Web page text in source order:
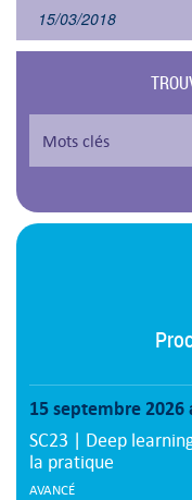
15/03/2018
15 septembre
SC23 | Deep
la pratique
AVANCÉ